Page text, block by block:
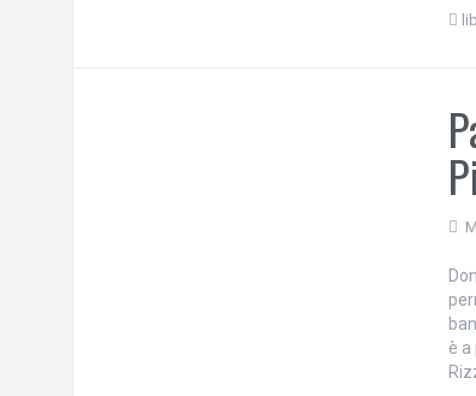
è